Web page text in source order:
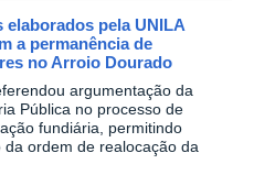
elaborados pela UNILA
a permanência de
no Arroio Dourado
argumentação da
Pública no processo de
fundiária, permitindo
da ordem de realocação da